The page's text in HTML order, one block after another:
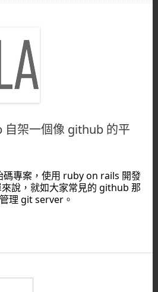
自架一個像 github 的平
專案，使用 ruby on rails 開發
說，就如大家常見的 github 那
理 git server。